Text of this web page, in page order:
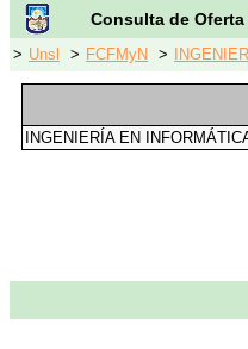
Consulta de
> Unsl > FCFMyN >
INGENIERÍA EN